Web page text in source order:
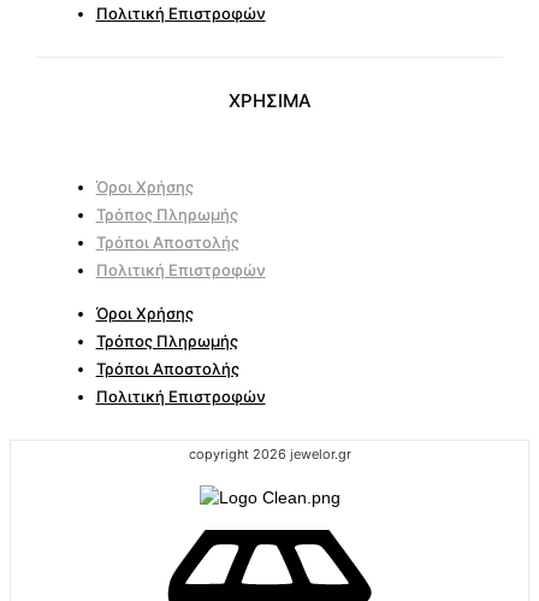
Πολιτική Επιστροφών
ΧΡΗΣΙΜΑ
Όροι Χρήσης
Τρόπος Πληρωμής
Τρόποι Αποστολής
Πολιτική Επιστροφών
Όροι Χρήσης
Τρόπος Πληρωμής
Τρόποι Αποστολής
Πολιτική Επιστροφών
copyright 2026 jewelor.gr